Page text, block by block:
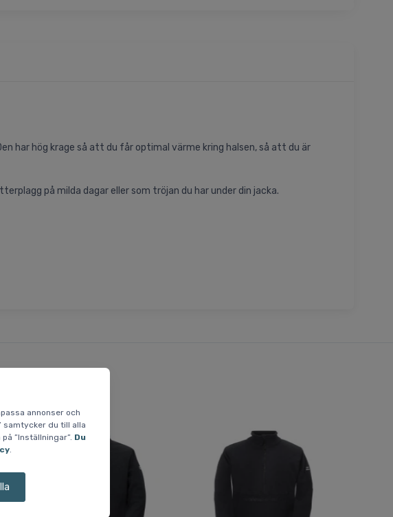
annonser och
samtycker du till alla
”Inställningar”. Du
har hög krage så att du får optimal värme kring halsen, så att du är
på milda dagar eller som tröjan du har under din jacka.